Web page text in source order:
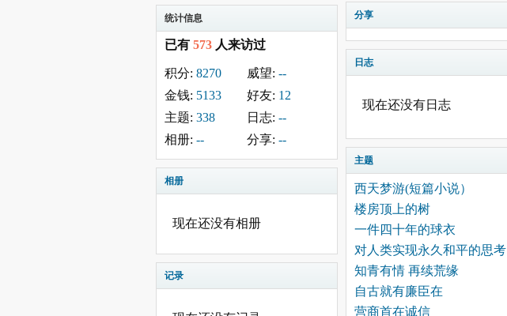
统计信息
已有 573 人来访过
积分: 8270 威望: --
金钱: 5133 好友: 12
主题: 338 日志: --
相册: -- 分享: --
相册
现在还没有相册
记录
分享
日志
现在还没有日志
主题
西天梦游(短篇小说）
楼房顶上的树
一件四十年的球衣
对人类实现永久和平的思考
知青有情 再续荒缘
自古就有廉臣在
营商首在诚信